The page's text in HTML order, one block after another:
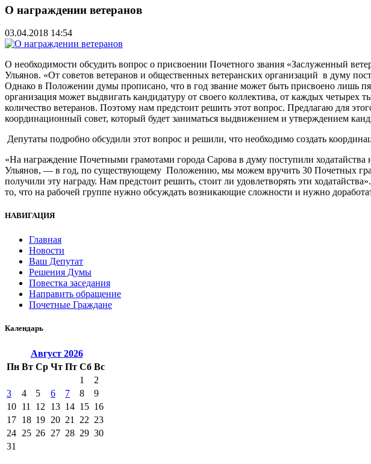
О награждении ветеранов
03.04.2018 14:54
О необходимости обсудить вопрос о присвоении Почетного звания «Заслуженный
Ульянов. «От советов ветеранов и общественных ветеранских организаций в думу
Однако в Положении думы прописано, что в год звание может быть присвоено лишь
организация может выдвигать кандидатуру от своего коллектива, от каждых
количество ветеранов. Поэтому нам предстоит решить этот вопрос. Предлагаю для
координационный совет, который будет заниматься выдвижением и утверждением
Депутаты подробно обсудили этот вопрос и решили, что необходимо создать
«На награждение Почетными грамотами города Сарова в думу поступили
Ульянов, — в год, по существующему Положению, мы можем вручить 30 Почетных
получили эту награду. Нам предстоит решить, стоит ли удовлетворять эти
то, что на рабочей группе нужно обсуждать возникающие сложности и нужно
НАВИГАЦИЯ
Главная
Новости
Ваш Депутат
Решения Думы
Повестка заседания
Направить обращение
Почетные Граждане
Календарь
Август 2026
Пн Вт Ср Чт Пт Сб Вс
1
2
3
4 5 6 7 8
9
10 11 12 13 14 15 16
17 18 19 20 21 22 23
24 25 26 27 28 29 30
31